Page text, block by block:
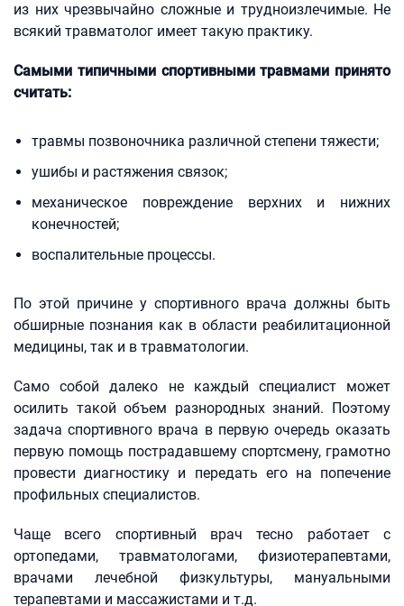
из них чрезвычайно сложные и трудноизлечимые. Не
всякий травматолог имеет такую практику.
Самыми типичными спортивными травмами принято
считать:
травмы позвоночника различной степени тяжести;
ушибы и растяжения связок;
механическое повреждение верхних и нижних
конечностей;
воспалительные процессы.
По этой причине у спортивного врача должны быть
обширные познания как в области реабилитационной
медицины, так и в травматологии.
Само собой далеко не каждый специалист может
осилить такой объем разнородных знаний. Поэтому
задача спортивного врача в первую очередь оказать
первую помощь пострадавшему спортсмену, грамотно
провести диагностику и передать его на попечение
профильных специалистов.
Чаще всего спортивный врач тесно работает с
ортопедами, травматологами, физиотерапевтами,
врачами лечебной физкультуры, мануальными
терапевтами и массажистами и т.д.